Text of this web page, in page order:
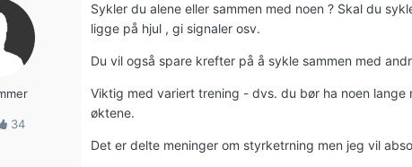
34
Sykler du alene eller sammen med noen ? Skal du
ligge på hjul , gi signaler osv.
Du vil også spare krefter på å sykle sammen med
Viktig med variert trening - dvs. du bør ha noen
øktene.
Det er delte meninger om styrketrning men jeg vil